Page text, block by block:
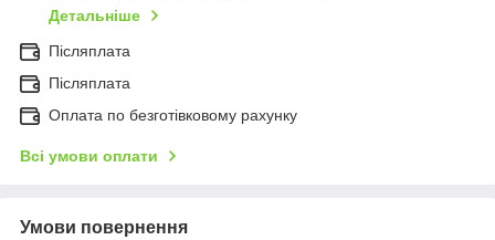
Детальніше
Післяплата
Післяплата
Оплата по безготівковому рахунку
Всі умови оплати
Умови повернення